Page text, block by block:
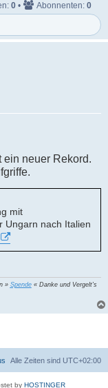
0 • Abonnenten: 0
ein neuer Rekord.
mit
Ungarn nach Italien
» Spende« Danke und Vergelt's
Alle Zeiten sind UTC+02:00
by HOSTINGER